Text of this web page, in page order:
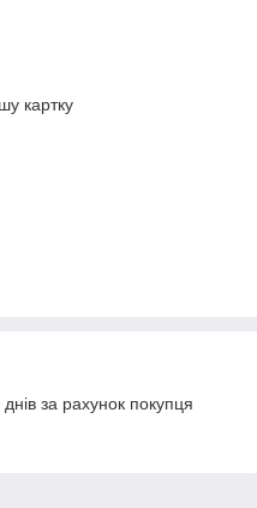
картку
за рахунок покупця